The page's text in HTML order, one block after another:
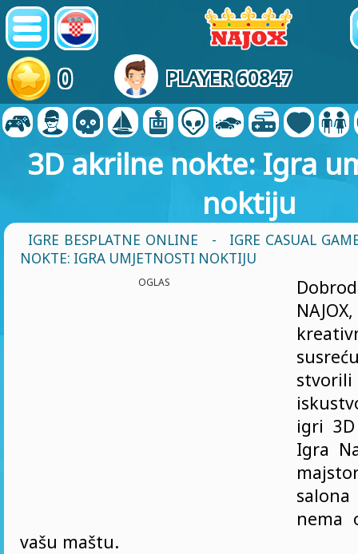
0 PLAYER 60847
3D akrilne nokte: Igra
noktiju
IGRE BESPLATNE ONLINE -
IGRE CASUAL
NOKTE: IGRA UMJETNOSTI NOKTIJU
OGLAS
igri
Igra
nema
vašu maštu.